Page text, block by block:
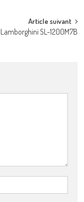
Article suivant
SL-1200M7B